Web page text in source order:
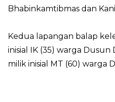
Bhabinkamtibmas dan
Kedua lapangan balap
inisial IK (35) warga
milik inisial MT (60) warga